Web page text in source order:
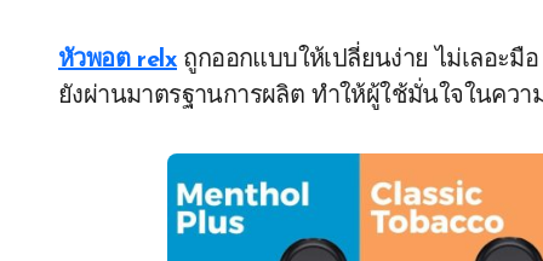
หัวพอต relx ถูกออกแบบให้เปลี่ยนง่าย ไม่เลอะ
ยังผ่านมาตรฐานการผลิต ทำให้ผู้ใช้มั่นใจในคว